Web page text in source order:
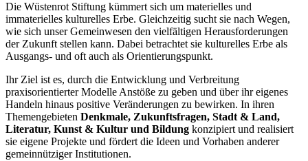
Die Wüstenrot Stiftung kümmert sich um materielles und
immaterielles kulturelles Erbe. Gleichzeitig sucht sie nach Wegen,
wie sich unser Gemeinwesen den vielfältigen Herausforderungen
der Zukunft stellen kann. Dabei betrachtet sie kulturelles Erbe als
Ausgangs- und oft auch als Orientierungspunkt.
Ihr Ziel ist es, durch die Entwicklung und Verbreitung
praxisorientierter Modelle Anstöße zu geben und über ihr eigenes
Handeln hinaus positive Veränderungen zu bewirken. In ihren
Themengebieten Denkmale, Zukunftsfragen, Stadt & Land,
Literatur, Kunst & Kultur und Bildung konzipiert und realisiert
sie eigene Projekte und fördert die Ideen und Vorhaben anderer
gemeinnütziger Institutionen.